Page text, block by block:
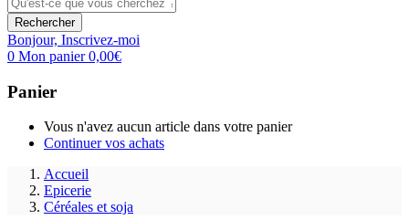
Rechercher
Bonjour, Inscrivez-moi
0 Mon panier0,00€
Panier
Vous n'avez aucun article dans votre panier
Continuer vos achats
Accueil
Epicerie
Céréales et soja